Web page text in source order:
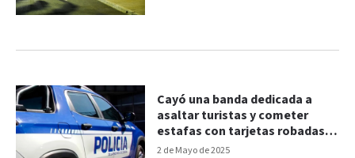
2 de Mayo de 2025
Cayó una banda dedicada a
asaltar turistas y cometer
estafas con tarjetas robadas
en Córdoba